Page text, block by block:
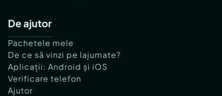
De ajutor
Pachetele mele
De ce să vinzi pe lajumate?
Aplicații: Android și iOS
Verificare telefon
Ajutor